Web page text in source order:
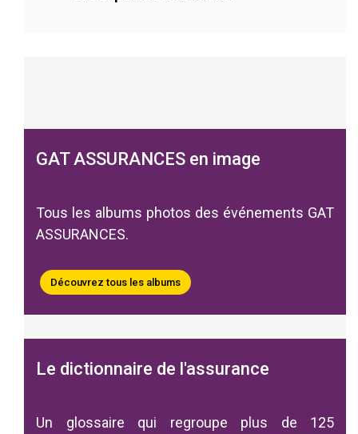
GAT ASSURANCES en image
Tous les albums photos des événements GAT
ASSURANCES.
Découvrez tous les albums
Le dictionnaire de l'assurance
Un glossaire qui regroupe plus de 125